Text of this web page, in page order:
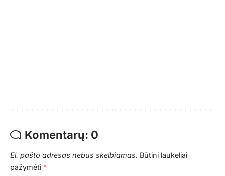
Komentarų: 0
El. pašto adresas nebus skelbiamas. Būtini laukeliai
pažymėti *